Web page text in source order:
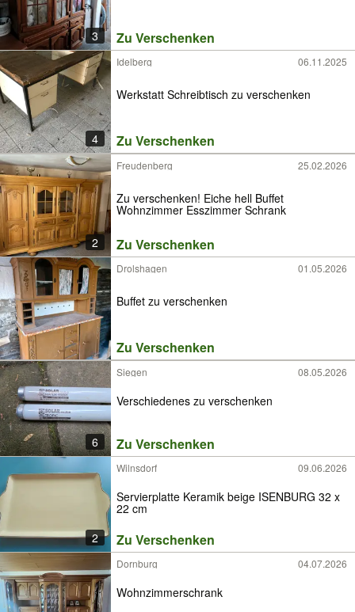
3 Zu Verschenken
4
Idelberg 06.11.2025
Werkstatt Schreibtisch zu verschenken
Zu Verschenken
2
Freudenberg 25.02.2026
Zu verschenken! Eiche hell Buffet
Wohnzimmer Esszimmer Schrank
Zu Verschenken
Drolshagen 01.05.2026
Buffet zu verschenken
Zu Verschenken
6
Siegen 08.05.2026
Verschiedenes zu verschenken
Zu Verschenken
2
Wilnsdorf 09.06.2026
Servierplatte Keramik beige ISENBURG 32 x
22 cm
Zu Verschenken
Dornburg 04.07.2026
Wohnzimmerschrank